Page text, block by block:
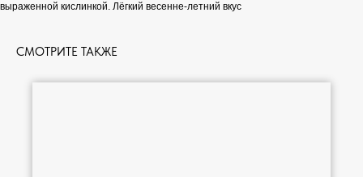
выраженной кислинкой. Лёгкий весенне-летний вкус
СМОТРИТЕ ТАКЖЕ